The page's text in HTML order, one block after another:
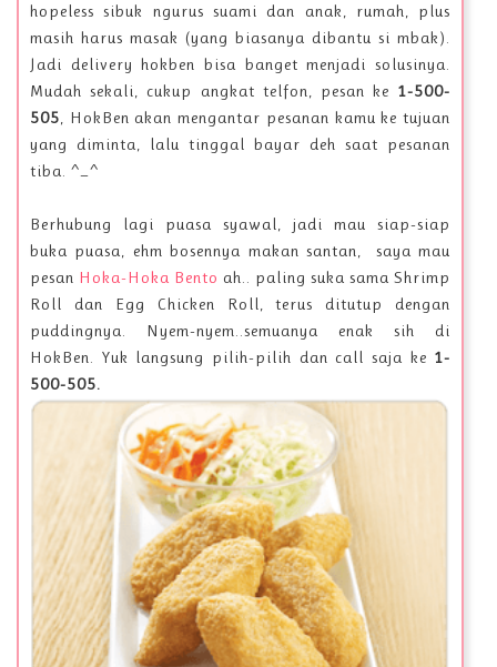
hopeless sibuk ngurus suami dan anak, rumah, plus
masih harus masak (yang biasanya dibantu si mbak).
Jadi delivery hokben bisa banget menjadi solusinya.
Mudah sekali, cukup angkat telfon, pesan ke 1-500-
505, HokBen akan mengantar pesanan kamu ke tujuan
yang diminta, lalu tinggal bayar deh saat pesanan
tiba. ^_^
Berhubung lagi puasa syawal, jadi mau siap-siap
buka puasa, ehm bosennya makan santan, saya mau
pesan Hoka-Hoka Bento ah.. paling suka sama Shrimp
Roll dan Egg Chicken Roll, terus ditutup dengan
puddingnya. Nyem-nyem..semuanya enak sih di
HokBen. Yuk langsung pilih-pilih dan call saja ke 1-
500-505.